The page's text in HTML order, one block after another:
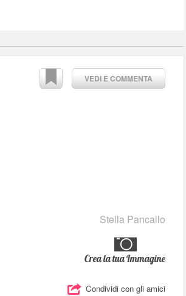
VEDI E COMMENTA
Stella Pancallo
Crea la tua Immagine
Condividi con gli amici